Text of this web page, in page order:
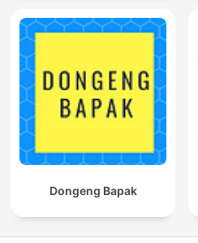
Dongeng Bapak